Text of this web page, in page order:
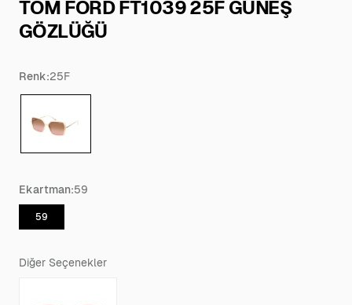
TOM FORD FT1039 25F GÜNEŞ
GÖZLÜĞÜ
Renk:25F
Ekartman:59
59
Diğer Seçenekler